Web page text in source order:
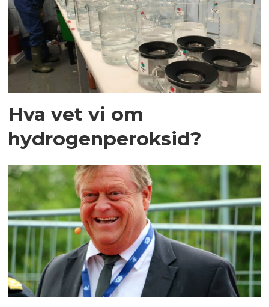
Hva vet vi om
hydrogenperoksid?